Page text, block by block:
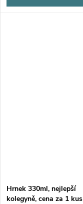
Hrnek 330ml, nejlepší
kolegyně, cena za 1 kus